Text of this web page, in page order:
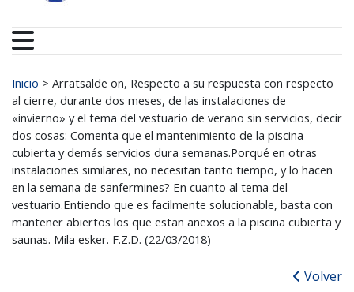
Buscar:
Inicio > Arratsalde on, Respecto a su respuesta con respecto
al cierre, durante dos meses, de las instalaciones de
«invierno» y el tema del vestuario de verano sin servicios, decir
dos cosas: Comenta que el mantenimiento de la piscina
cubierta y demás servicios dura semanas.Porqué en otras
instalaciones similares, no necesitan tanto tiempo, y lo hacen
en la semana de sanfermines? En cuanto al tema del
vestuario.Entiendo que es facilmente solucionable, basta con
mantener abiertos los que estan anexos a la piscina cubierta y
saunas. Mila esker. F.Z.D. (22/03/2018)
Volver